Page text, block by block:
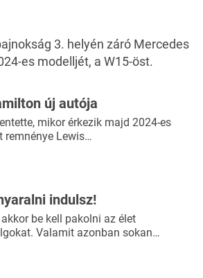
3. helyén záró Mercedes
es modelljét, a W15-öst.
új autója
mikor érkezik majd 2024-es
remnénye Lewis…
indulsz!
be kell pakolni az élet
Valamit azonban sokan…